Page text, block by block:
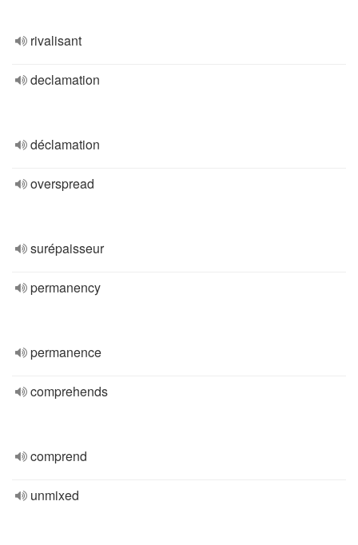
rivalisant
declamation
déclamation
overspread
surépaisseur
permanency
permanence
comprehends
comprend
unmixed